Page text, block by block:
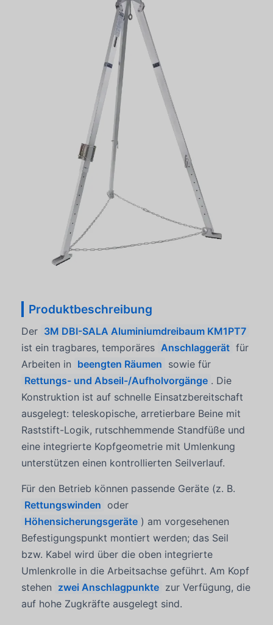
Produktbeschreibung
Der 3M DBI-SALA Aluminiumdreibaum KM1PT7
ist ein tragbares, temporäres Anschlaggerät für
Arbeiten in beengten Räumen sowie für
Rettungs- und Abseil-/Aufholvorgänge . Die
Konstruktion ist auf schnelle Einsatzbereitschaft
ausgelegt: teleskopische, arretierbare Beine mit
Raststift-Logik, rutschhemmende Standfüße und
eine integrierte Kopfgeometrie mit Umlenkung
unterstützen einen kontrollierten Seilverlauf.
Für den Betrieb können passende Geräte (z. B.
Rettungswinden oder
Höhensicherungsgeräte ) am vorgesehenen
Befestigungspunkt montiert werden; das Seil
bzw. Kabel wird über die oben integrierte
Umlenkrolle in die Arbeitsachse geführt. Am Kopf
stehen zwei Anschlagpunkte zur Verfügung, die
auf hohe Zugkräfte ausgelegt sind.